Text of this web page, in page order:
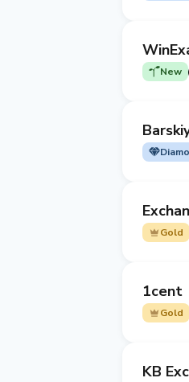
New
Gold
1cent
Gold
KB